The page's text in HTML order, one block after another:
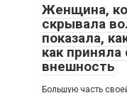
Женщина,
скрывала
показала,
как
внешность
Большую часть